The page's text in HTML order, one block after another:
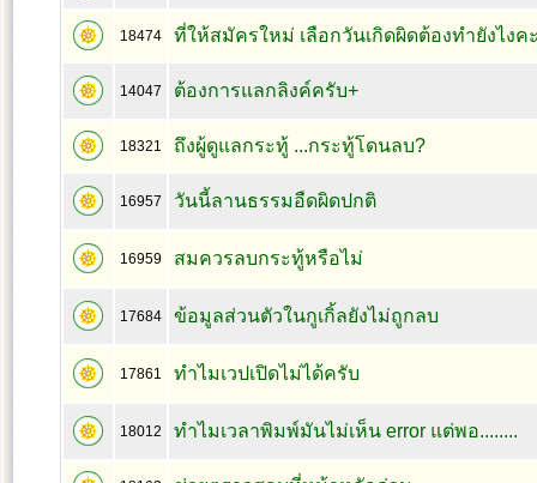
18474 ที่ให้สมัครใหม่ เลือกวันเกิดผิดต้องทำยังไงค
14047 ต้องการแลกลิงค์ครับ+
18321 ถึงผู้ดูแลกระทู้ ...กระทู้โดนลบ?
16957 วันนี้ลานธรรมอืดผิดปกติ
16959 สมควรลบกระทู้หรือไม่
17684 ข้อมูลส่วนตัวในกูเกิ้ลยังไม่ถูกลบ
17861 ทำไมเวปเปิดไม่ได้ครับ
18012 ทำไมเวลาพิมพ์มันไม่เห็น error แต่พอ........